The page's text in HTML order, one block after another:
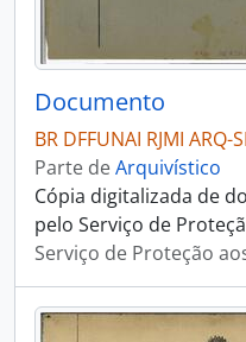
Documento
BR DFFUNAI RJMI
Parte deArquivístico
Cópia digitalizada de
pelo Serviço de
Serviço de Proteção